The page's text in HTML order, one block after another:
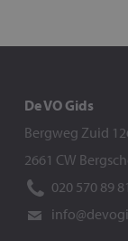
De VO Gids
Bergweg Zuid
2661 CW
020 570 89 81